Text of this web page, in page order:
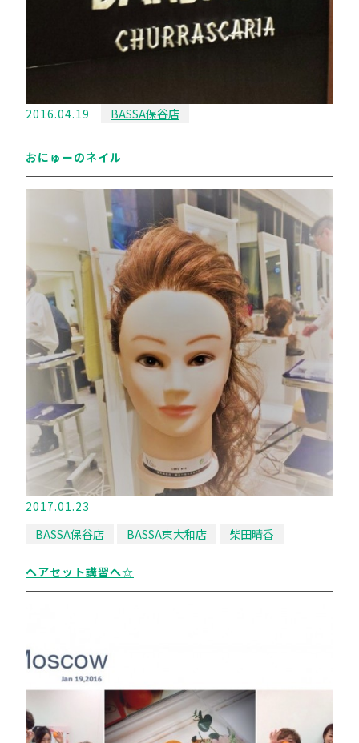
2016.04.19 BASSA保谷店
おにゅーのネイル
2017.01.23
BASSA保谷店
BASSA東大和店 柴田晴香
ヘアセット講習へ☆